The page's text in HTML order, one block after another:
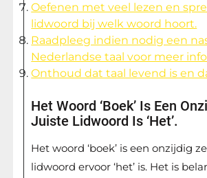
Oefenen met veel lezen en
lidwoord bij welk woord hoort.
Raadpleeg indien nodig een
Nederlandse taal voor meer
Onthoud dat taal levend is en
Het Woord ‘boek’ Is Een
Juiste Lidwoord Is ‘het’.
Het woord ‘boek’ is een onzijdig
lidwoord ervoor ‘het’ is. Het is